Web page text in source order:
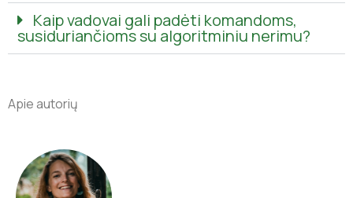
Kaip vadovai gali padėti komandoms,
susiduriančioms su algoritminiu nerimu?
Apie autorių